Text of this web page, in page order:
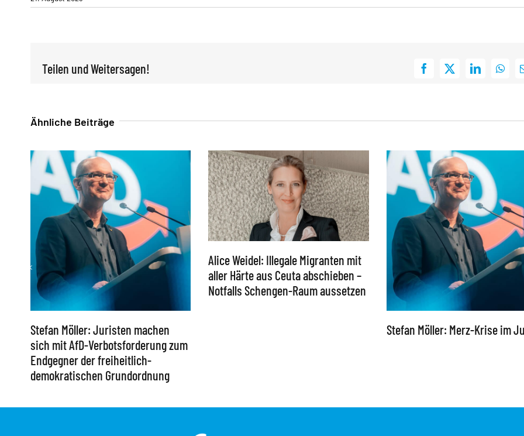
Teilen und Weitersagen! Facebook
X LinkedIn
Ähnliche Beiträge
Stefan Möller: Juristen machen
sich mit AfD-Verbotsforderung zum
Endgegner der freiheitlich-
demokratischen Grundordnung
Alice Weidel: Illegale Migranten mit
aller Härte aus Ceuta abschieben –
Notfalls Schengen-Raum aussetzen
Stefan Möller: Merz-Krise im